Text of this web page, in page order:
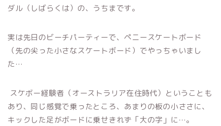
ダル（しばらくは）の、うちまです。
実は先日のビーチパーティーで、ペニースケートボード
（先の尖った小さなスケートボード）でやっちゃいまし
た…
スケボー経験者（オーストラリア在住時代）ということも
あり、同じ感覚で乗ったところ、あまりの板の小ささに、
キックした足がボードに乗せきれず「大の字」に…。